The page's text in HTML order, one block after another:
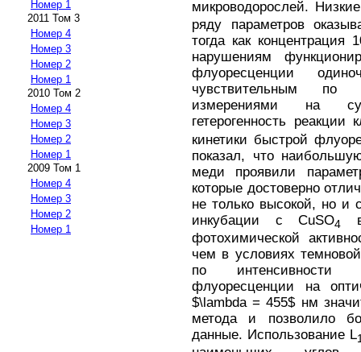
Номер 1
2011 Том 3
Номер 4
Номер 3
Номер 2
Номер 1
2010 Том 2
Номер 4
Номер 3
Номер 2
Номер 1
2009 Том 1
Номер 4
Номер 3
Номер 2
Номер 1
микроводорослей.
ряду параметров
тогда как
нарушениям
флуоресценции
чувствительным по
измерениями на
гетерогенность реакции
кинетики быстрой
показал, что
меди проявили
которые достоверно
не только высокой, но и
инкубации с CuSO4 в
фотохимической
чем в условиях
по интенсивности
флуоресценции на
$\lambda = 455$ нм
метода и позволило
данные. Использование L